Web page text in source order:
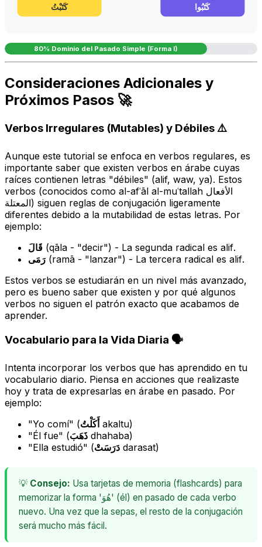
كَتَبْتُ كَتَبُوا
80% Dominio del Pasado Simple (Forma I)
Consideraciones Adicionales y
Próximos Pasos 🚀
Verbos Irregulares (Mutables) y Débiles ⚠️
Aunque este tutorial se enfoca en verbos regulares, es
importante saber que existen verbos en árabe cuyas
raíces contienen letras "débiles" (alif, waw, ya). Estos
verbos (conocidos como al-afʿāl al-muʿtallah
المعتلة) siguen reglas de conjugación ligeramente
diferentes debido a la mutabilidad de estas letras. Por
ejemplo:
قَالَ (qāla - "decir") - La segunda radical es alif.
رَمَى (ramā - "lanzar") - La tercera radical es alif.
Estos verbos se estudiarán en un nivel más avanzado,
pero es bueno saber que existen y por qué algunos
verbos no siguen el patrón exacto que acabamos de
aprender.
Vocabulario para la Vida Diaria 🗣️
Intenta incorporar los verbos que has aprendido en tu
vocabulario diario. Piensa en acciones que realizaste
hoy y trata de expresarlas en árabe en pasado. Por
ejemplo:
"Yo comí" (أَكَلْتُ akaltu)
"Él fue" (ذَهَبَ dhahaba)
"Ella estudió" (دَرَسَتْ darasat)
💡 Consejo: Usa tarjetas de memoria (flashcards) para
memorizar la forma 'هُوَ' (él) en pasado de cada verbo
nuevo. Una vez que la sepas, el resto de la conjugación
será mucho más fácil.